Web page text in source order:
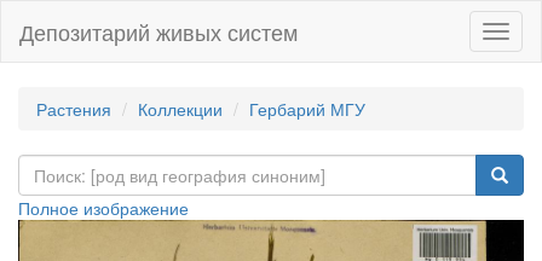
Депозитарий живых систем
Растения Коллекции Гербарий МГУ
Полное изображение